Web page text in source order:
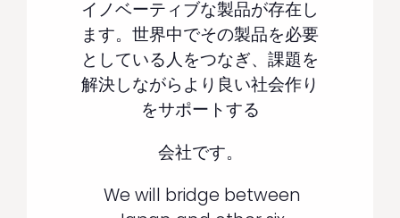
イノベーティブな製品が存在し
ます。 世界中でその製品を必要
としている人をつなぎ、課題を
解決しながらより良い社会作り
をサポートする
会社です。
We will bridge between